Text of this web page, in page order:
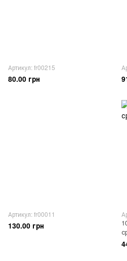
Артикул: fr00215
80.00 грн
Артикул: fr00011
130.00 грн